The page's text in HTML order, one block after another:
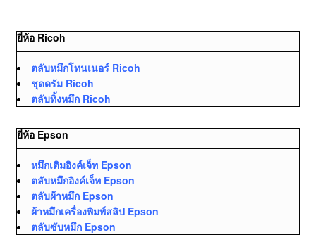
ยี่ห้อ Ricoh
ตลับหมึกโทนเนอร์ Ricoh
ชุดดรัม Ricoh
ตลับทิ้งหมึก Ricoh
ยี่ห้อ Epson
หมึกเติมอิงค์เจ็ท Epson
ตลับหมึกอิงค์เจ็ท Epson
ตลับผ้าหมึก Epson
ผ้าหมึกเครื่องพิมพ์สลิป Epson
ตลับซับหมึก Epson